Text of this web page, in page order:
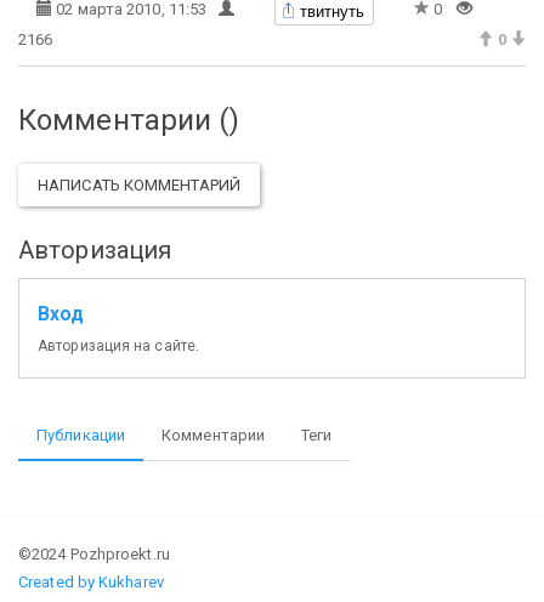
02 марта 2010, 11:53 твитнуть
0
2166
0
Комментарии ()
НАПИСАТЬ КОММЕНТАРИЙ
Авторизация
Вход
Авторизация на сайте.
Публикации Комментарии Теги
©2024 Pozhproekt.ru
Created by Kukharev